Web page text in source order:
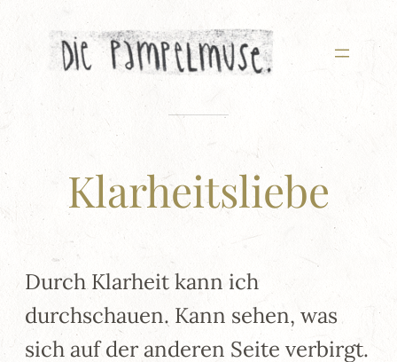
Zum
Inhalt
Klarheitsliebe
Durch Klarheit kann ich
durchschauen. Kann sehen, was
sich auf der anderen Seite verbirgt.